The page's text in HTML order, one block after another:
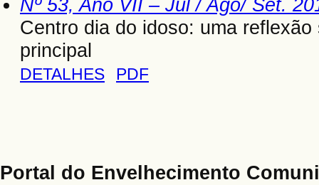
Nº 53, Ano VII – Jul / Ago/ Set.
Centro dia do idoso: uma
principal
DETALHES PDF
Portal do Envelhecimento